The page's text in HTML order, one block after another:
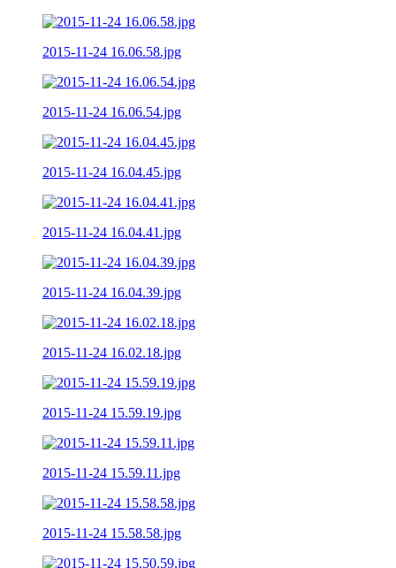
2015-11-24 16.06.58.jpg
2015-11-24 16.06.54.jpg
2015-11-24 16.04.45.jpg
2015-11-24 16.04.41.jpg
2015-11-24 16.04.39.jpg
2015-11-24 16.02.18.jpg
2015-11-24 15.59.19.jpg
2015-11-24 15.59.11.jpg
2015-11-24 15.58.58.jpg